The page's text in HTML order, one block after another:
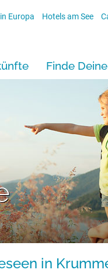
Europa Hotels am See
Finde
in